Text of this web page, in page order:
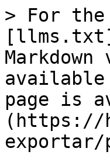
> For the
available
page is
(https://
exportar/